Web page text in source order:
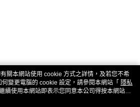
他一個好評吧
關本網站使用 cookie 方式之詳情，及若您不希
變更電腦的 cookie 設定，請參閱本網站「 隱私
續使用本網站即表示您同意本公司得按本網站使
。